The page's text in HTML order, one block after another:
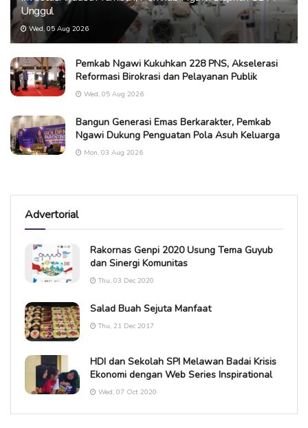
Unggul
Wed, 05 Aug 2026
Pemkab Ngawi Kukuhkan 228 PNS, Akselerasi
Reformasi Birokrasi dan Pelayanan Publik
Wed, 05 Aug 2026
Bangun Generasi Emas Berkarakter, Pemkab
Ngawi Dukung Penguatan Pola Asuh Keluarga
Mon, 03 Aug 2026
Advertorial
Rakornas Genpi 2020 Usung Tema Guyub
dan Sinergi Komunitas
Thu, 03 Dec 2020
Salad Buah Sejuta Manfaat
Thu, 21 Dec 2017
HDI dan Sekolah SPI Melawan Badai Krisis
Ekonomi dengan Web Series Inspirational
Wed, 07 Oct 2020